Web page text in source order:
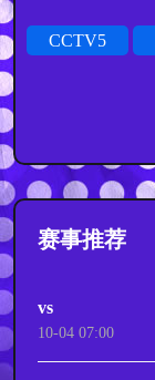
CCTV5
赛事推荐
vs
10-04 07:00